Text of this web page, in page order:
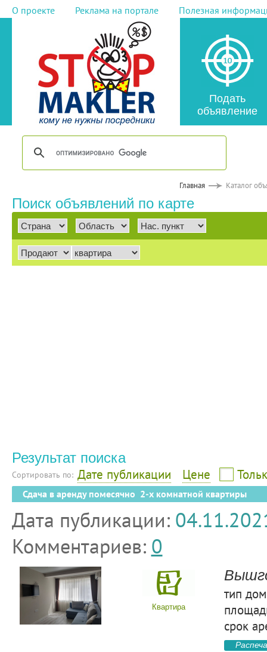
О проекте Реклама на портале Полезная
Подать
объявление
Главная Каталог
Поиск объявлений по карте
Результат поиска
Сортировать по: Дате публикации Цене
Сдача в аренду помесячно 2-х комнатной квартиры
Дата публикации:
Комментариев: 0
Квартира
тип
срок